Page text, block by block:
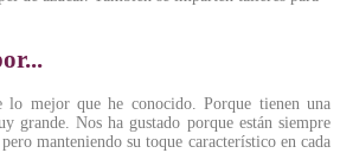
lo mejor que he conocido. Porque tienen una
grande. Nos ha gustado porque están siempre
manteniendo su toque característico en cada